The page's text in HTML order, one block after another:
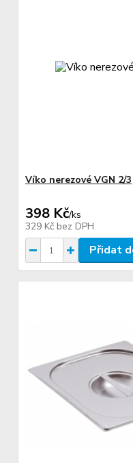
Víko nerezové VGN 2/3
398 Kč/ks
329 Kč bez DPH
Přidat